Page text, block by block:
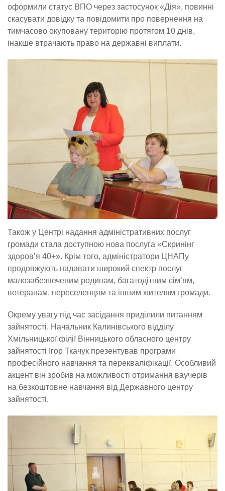
оформили статус ВПО через застосунок «Дія», повинні
скасувати довідку та повідомити про повернення на
тимчасово окуповану територію протягом 10 днів,
інакше втрачають право на державні виплати.
Також у Центрі надання адміністративних послуг
громади стала доступною нова послуга «Скринінг
здоров’я 40+». Крім того, адміністратори ЦНАПу
продовжують надавати широкий спектр послуг
малозабезпеченим родинам, багатодітним сім’ям,
ветеранам, переселенцям та іншим жителям громади.
Окрему увагу під час засідання приділили питанням
зайнятості. Начальник Калинівського відділу
Хмільницької філії Вінницького обласного центру
зайнятості Ігор Ткачук презентував програми
професійного навчання та перекваліфікації. Особливий
акцент він зробив на можливості отримання ваучерів
на безкоштовне навчання від Державного центру
зайнятості.